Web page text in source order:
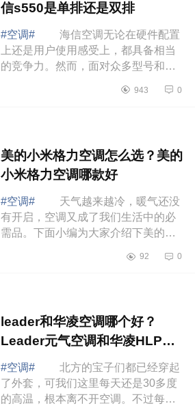
信s550是单排还是双排
#空调#
海信空调无论在硬件配置
上还是用户使用感受上，都具备相当
的竞争力。然而，面对众多型号和功
不免感到难以抉择。下面小编为大家
943 0
美的小米格力空调怎么选？美的
小米格力空调哪款好
#空调#
天气越来越冷，暖气还没
有开启，空调又成了我们生活中的必
需品。下面小编为大家介绍下美的小
调哪款好 美的小米格力空调怎么
92 0
leader和华凌空调哪个好？
Leader元气空调和华凌HLP空
调哪款值得入手
#空调#
北方的宝子们都已经穿起
了外套，可我们这里每天还是30多度
的高温，根本离不开空调。不过每天